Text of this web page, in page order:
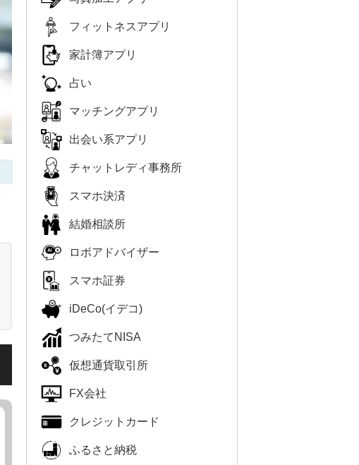
フィットネスアプリ
家計簿アプリ
占い
マッチングアプリ
出会い系アプリ
チャットレディ事務所
スマホ決済
結婚相談所
ロボアドバイザー
スマホ証券
iDeCo(イデコ)
つみたてNISA
仮想通貨取引所
FX会社
クレジットカード
ふるさと納税